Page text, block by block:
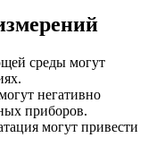
среды могут
негативно
приборов.
могут привести